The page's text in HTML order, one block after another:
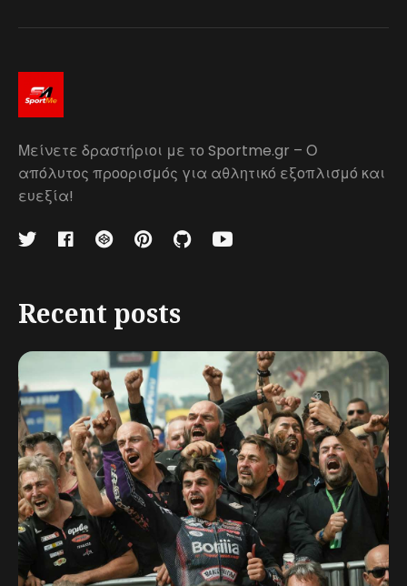
Μείνετε δραστήριοι με το Sportme.gr – Ο
απόλυτος προορισμός για αθλητικό εξοπλισμό και
ευεξία!
Recent posts